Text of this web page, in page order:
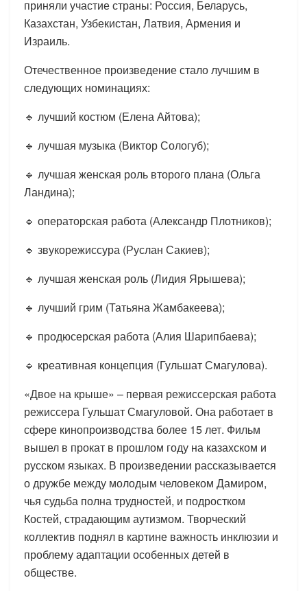
приняли участие страны: Россия, Беларусь,
Казахстан, Узбекистан, Латвия, Армения и
Израиль.
Отечественное произведение стало лучшим в
следующих номинациях:
🔹 лучший костюм (Елена Айтова);
🔹 лучшая музыка (Виктор Сологуб);
🔹 лучшая женская роль второго плана (Ольга
Ландина);
🔹 операторская работа (Александр Плотников);
🔹 звукорежиссура (Руслан Сакиев);
🔹 лучшая женская роль (Лидия Ярышева);
🔹 лучший грим (Татьяна Жамбакеева);
🔹 продюсерская работа (Алия Шарипбаева);
🔹 креативная концепция (Гульшат Смагулова).
«Двое на крыше» – первая режиссерская работа
режиссера Гульшат Смагуловой. Она работает в
сфере кинопроизводства более 15 лет. Фильм
вышел в прокат в прошлом году на казахском и
русском языках. В произведении рассказывается
о дружбе между молодым человеком Дамиром,
чья судьба полна трудностей, и подростком
Костей, страдающим аутизмом. Творческий
коллектив поднял в картине важность инклюзии и
проблему адаптации особенных детей в
обществе.